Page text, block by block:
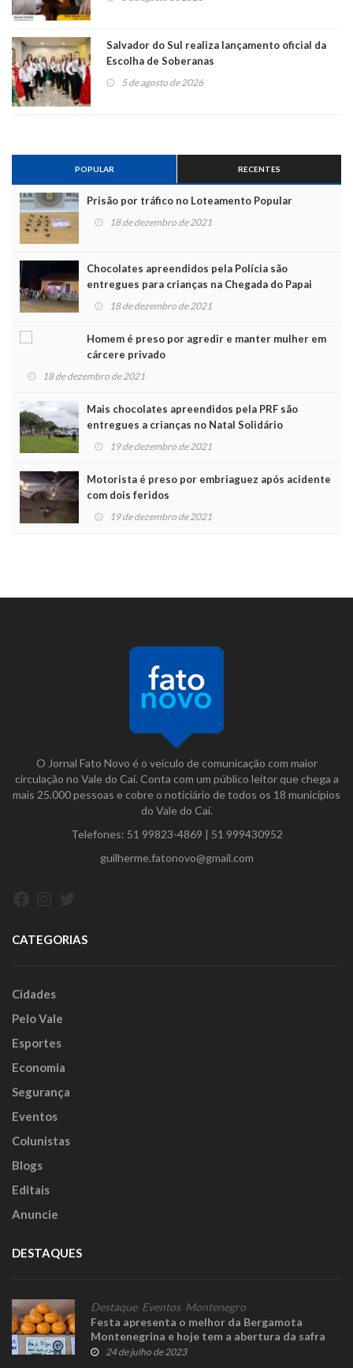
Salvador do Sul realiza lançamento oficial da
Escolha de Soberanas
5 de agosto de 2026
POPULAR RECENTES
Prisão por tráfico no Loteamento Popular
18 de dezembro de 2021
Chocolates apreendidos pela Polícia são
entregues para crianças na Chegada do Papai
Noel 18 de dezembro de 2021
Homem é preso por agredir e manter mulher em
cárcere privado
18 de dezembro de 2021
Mais chocolates apreendidos pela PRF são
entregues a crianças no Natal Solidário
19 de dezembro de 2021
Motorista é preso por embriaguez após acidente
com dois feridos
19 de dezembro de 2021
O Jornal Fato Novo é o veículo de comunicação com maior
circulação no Vale do Caí. Conta com um público leitor que chega a
mais 25.000 pessoas e cobre o noticiário de todos os 18 municípios
do Vale do Caí.
Telefones: 51 99823-4869 | 51 999430952
guilherme.fatonovo@gmail.com
CATEGORIAS
Cidades
Pelo Vale
Esportes
Economia
Segurança
Eventos
Colunistas
Blogs
Editais
Anuncie
DESTAQUES
Destaque, Eventos, Montenegro
Festa apresenta o melhor da Bergamota
Montenegrina e hoje tem a abertura da safra
24 de julho de 2023